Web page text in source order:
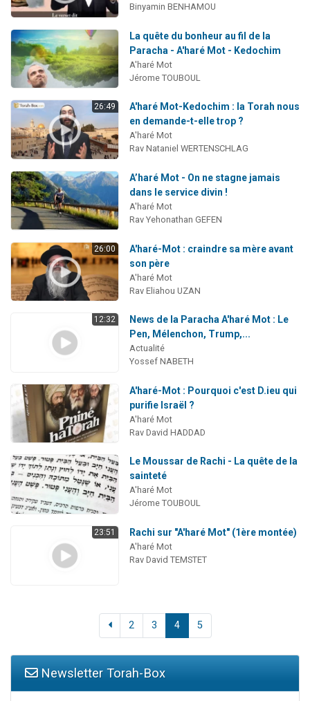
Binyamin BENHAMOU
La quête du bonheur au fil de la
Paracha - A'haré Mot - Kedochim
A'haré Mot
Jérome TOUBOUL
26:49
A'haré Mot-Kedochim : la Torah nous
en demande-t-elle trop ?
A'haré Mot
Rav Nataniel WERTENSCHLAG
A’haré Mot - On ne stagne jamais
dans le service divin !
A'haré Mot
Rav Yehonathan GEFEN
26:00
A'haré-Mot : craindre sa mère avant
son père
A'haré Mot
Rav Eliahou UZAN
12:32
News de la Paracha A'haré Mot : Le
Pen, Mélenchon, Trump,...
Actualité
Yossef NABETH
A'haré-Mot : Pourquoi c'est D.ieu qui
purifie Israël ?
A'haré Mot
Rav David HADDAD
Le Moussar de Rachi - La quête de la
sainteté
A'haré Mot
Jérome TOUBOUL
23:51 Rachi sur "A'haré Mot" (1ère montée)
A'haré Mot
Rav David TEMSTET
2 3 4 5
Newsletter Torah-Box